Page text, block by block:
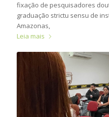
fixação de pesquisadores
graduação strictu sensu de
Amazonas,
Leia mais